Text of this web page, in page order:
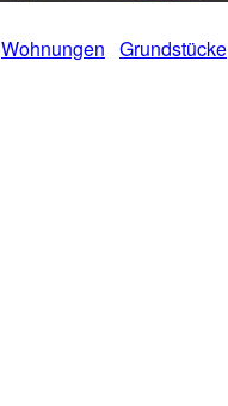
Wohnungen Grundstücke